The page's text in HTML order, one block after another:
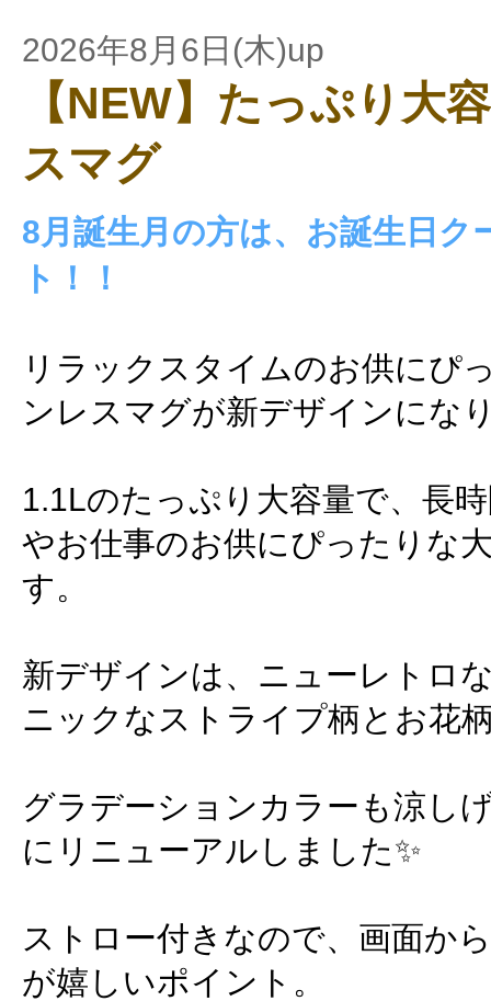
2026年8月6日(木)up
【NEW】たっぷり大
スマグ
8月誕生月の方は、お誕生日ク
ト！！
リラックスタイムのお供にぴ
ンレスマグが新デザインにな
1.1Lのたっぷり大容量で、長
やお仕事のお供にぴったりな
す。
新デザインは、ニューレトロ
ニックなストライプ柄とお花
グラデーションカラーも涼し
にリニューアルしました✨
ストロー付きなので、画面か
が嬉しいポイント。